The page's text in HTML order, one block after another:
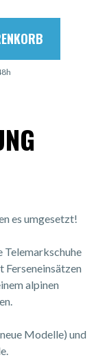
es umgesetzt!
alpinen
Modelle) und